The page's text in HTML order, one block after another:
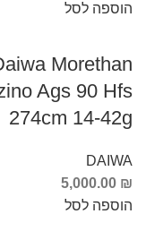
הוספה לסל
Morethan
Ags 90 Hfs
274cm 14-42g
DAIWA
5,000.00 ₪
הוספה לסל